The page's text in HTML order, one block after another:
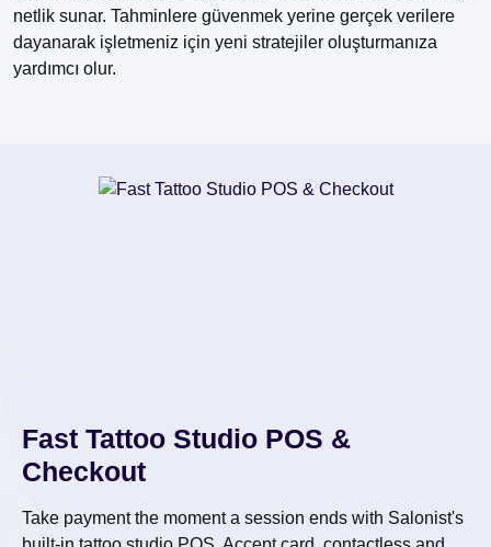
netlik sunar. Tahminlere güvenmek yerine gerçek verilere
dayanarak işletmeniz için yeni stratejiler oluşturmanıza
yardımcı olur.
Fast Tattoo Studio POS &
Checkout
Take payment the moment a session ends with Salonist's